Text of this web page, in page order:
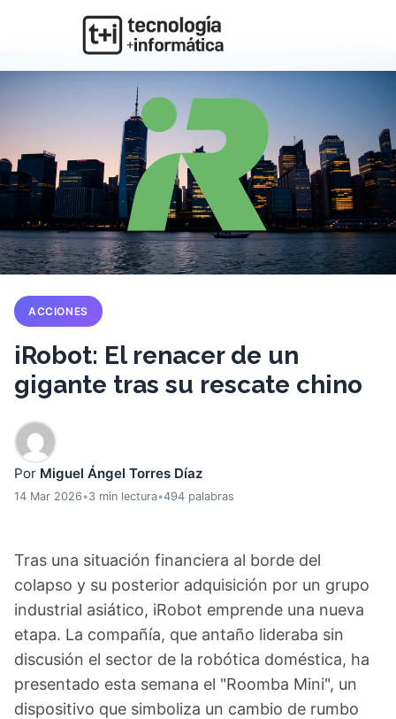
ACCIONES
iRobot: El renacer de un
gigante tras su rescate chino
Por Miguel Ángel Torres Díaz
14 Mar 2026•3 min lectura•494 palabras
Tras una situación financiera al borde del
colapso y su posterior adquisición por un grupo
industrial asiático, iRobot emprende una nueva
etapa. La compañía, que antaño lideraba sin
discusión el sector de la robótica doméstica, ha
presentado esta semana el "Roomba Mini", un
dispositivo que simboliza un cambio de rumbo